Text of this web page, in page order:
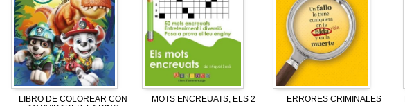
LIBRO DE COLOREAR CON
MOTS ENCREUATS, ELS 2 ERRORES CRIMINALES